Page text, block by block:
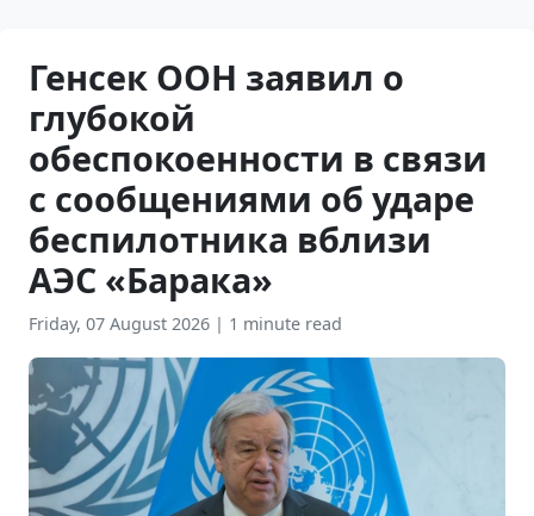
Генсек ООН заявил о
глубокой
обеспокоенности в связи
с сообщениями об ударе
беспилотника вблизи
АЭС «Барака»
Friday, 07 August 2026 | 1 minute read